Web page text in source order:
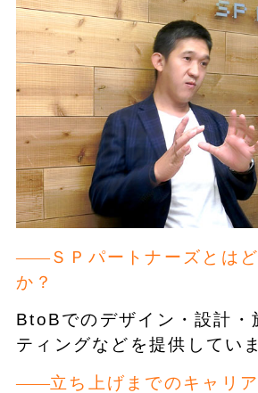
ＳＰパートナーズとは
か？
BtoBでのデザイン・設計・
ティングなどを提供してい
立ち上げまでのキャリ